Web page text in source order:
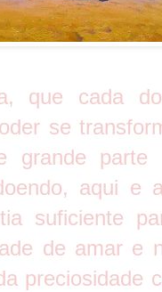
que cada
se
grande parte
aqui e
suficiente
de amar e
preciosidade